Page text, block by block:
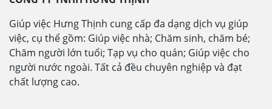
Giúp việc Hưng Thịnh cung cấp đa dạng dịch vụ giúp
việc, cụ thể gồm: Giúp việc nhà; Chăm sinh, chăm bé;
Chăm người lớn tuổi; Tạp vụ cho quán; Giúp việc cho
người nước ngoài. Tất cả đều chuyên nghiệp và đạt
chất lượng cao.